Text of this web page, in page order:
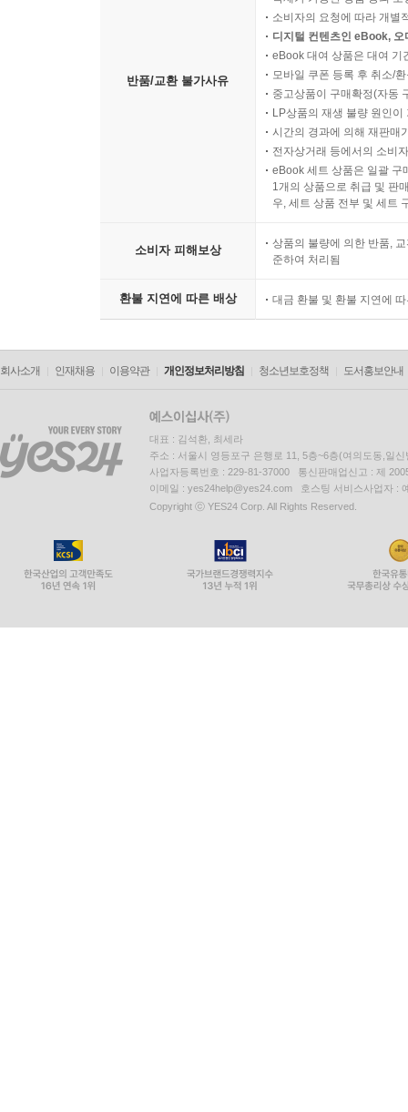
반품/교환 불가사유
소비자의 요청에 따라 개별
디지털 컨텐츠인 eBook,
eBook 대여 상품은 대여 기
모바일 쿠폰 등록 후 취소/
중고상품이 구매확정(자동
LP상품의 재생 불량 원인
시간의 경과에 의해 재판매
전자상거래 등에서의 소비
eBook 세트 상품은 일괄 구
1개의 상품으로 취급 및 판
우, 세트 상품 전부 및 세트
소비자 피해보상
상품의 불량에 의한 반품,
준하여 처리됨
환불 지연에 따른 배상 대금 환불 및 환불 지연에
회사소개 인재채용 이용약관 개인정보처리방침 청소년보호정책 도서홍보안내
대표 : 김석환, 최세라
주소 : 서울시 영등포구 은행로 11, 5층~6층(여의도동,일신
사업자등록번호 : 229-81-37000 통신판매업신고 : 제
이메일 : yes24help@yes24.com 호스팅 서비스사업자 :
Copyright ⓒ YES24 Corp. All Rights Reserved.